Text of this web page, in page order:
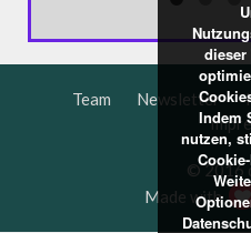
Team Newsletter
© 2016
Made with
dieser
Indem
nutzen,